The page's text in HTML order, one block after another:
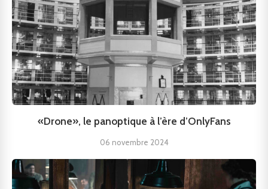
«Drone», le panoptique à l’ère d’OnlyFans
06 novembre 2024